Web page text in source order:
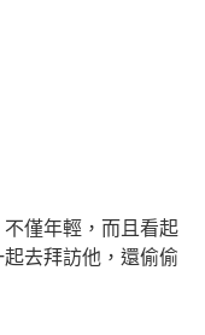
僅年輕，而且看起
去拜訪他，還偷偷